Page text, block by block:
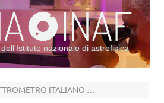
nazionale di astrofisica
RIPRESA DALLO SPETTROMETRO ITALIANO VIRTIS